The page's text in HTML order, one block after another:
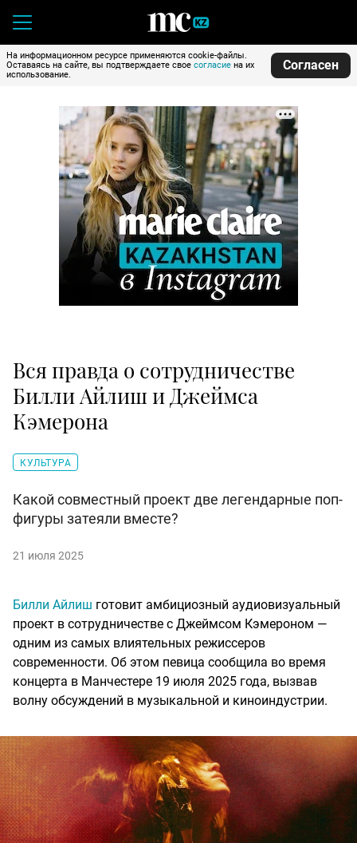
На информационном ресурсе применяются cookie-файлы.
Оставаясь на сайте, вы подтверждаете свое согласие на их
использование.
Согласен
Вся правда о сотрудничестве
Билли Айлиш и Джеймса
Кэмерона
КУЛЬТУРА
Какой совместный проект две легендарные поп-
фигуры затеяли вместе?
21 июля 2025
Билли Айлиш готовит амбициозный аудиовизуальный
проект в сотрудничестве с Джеймсом Кэмероном —
одним из самых влиятельных режиссеров
современности. Об этом певица сообщила во время
концерта в Манчестере 19 июля 2025 года, вызвав
волну обсуждений в музыкальной и киноиндустрии.